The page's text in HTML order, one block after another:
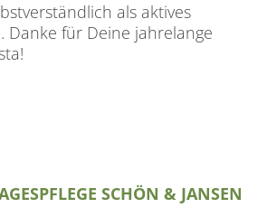
als aktives
Danke für Deine jahrelange
SCHÖN & JANSEN